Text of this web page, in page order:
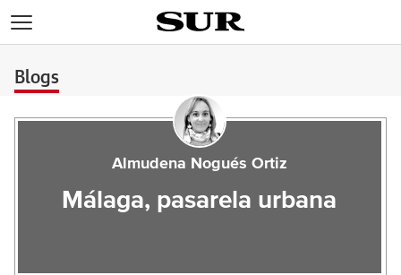
Blogs
Almudena Nogués Ortiz
Málaga, pasarela urbana